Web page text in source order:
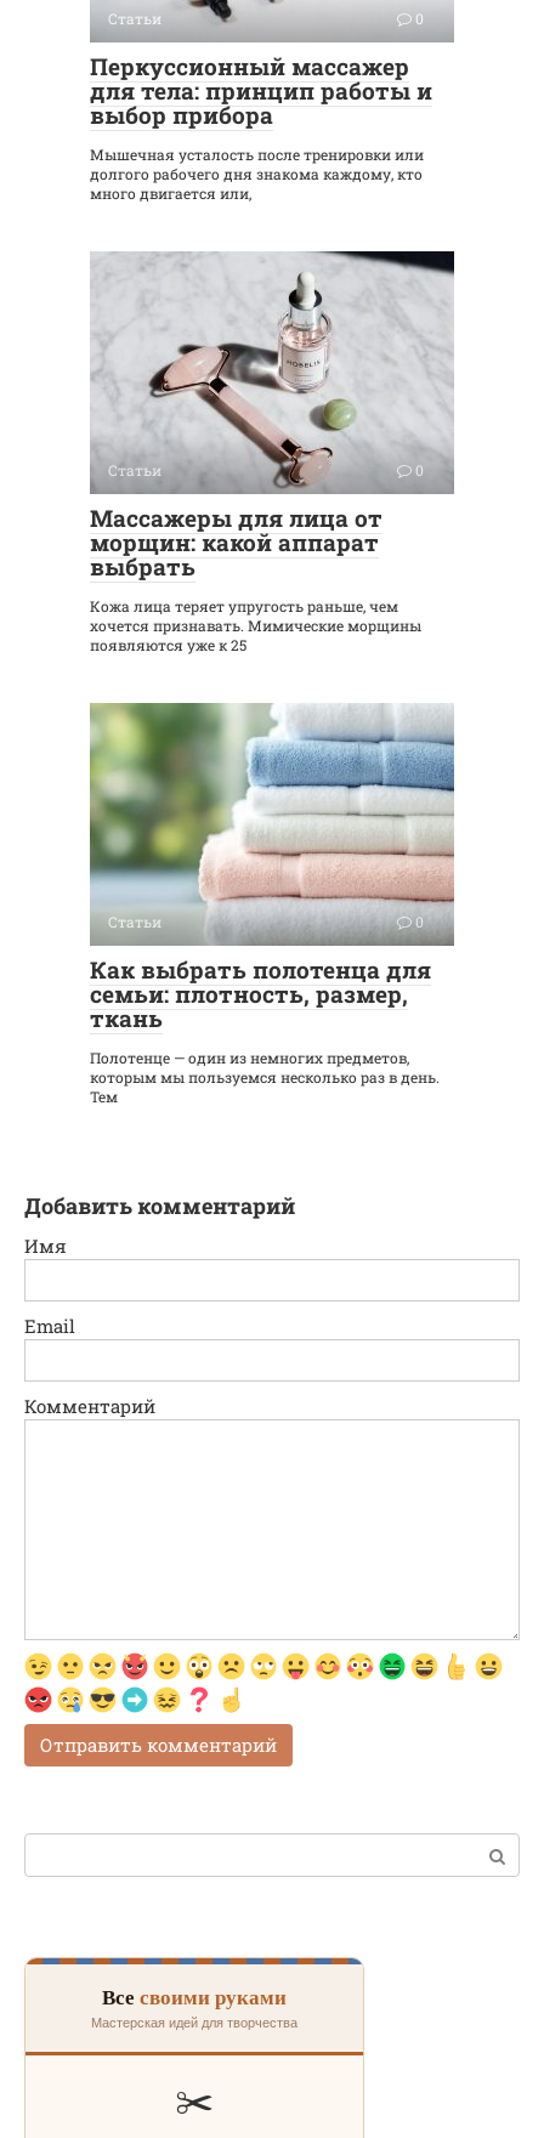
Статьи 0
Перкуссионный массажер
для тела: принцип работы и
выбор прибора
Мышечная усталость после тренировки или
долгого рабочего дня знакома каждому, кто
много двигается или,
Статьи 0
Массажеры для лица от
морщин: какой аппарат
выбрать
Кожа лица теряет упругость раньше, чем
хочется признавать. Мимические морщины
появляются уже к 25
Статьи 0
Как выбрать полотенца для
семьи: плотность, размер,
ткань
Полотенце — один из немногих предметов,
которым мы пользуемся несколько раз в день.
Тем
Добавить комментарий
Имя
Email
Комментарий
Поиск:
Все своими руками
Мастерская идей для творчества
✂️